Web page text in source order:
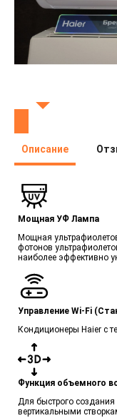
Описание
Мощная УФ Лампа
Мощная
фотонов
наиболее эффективно
Управление Wi-Fi
Кондиционеры Haier с
Функция объемного
Для быстрого создания
вертикальными